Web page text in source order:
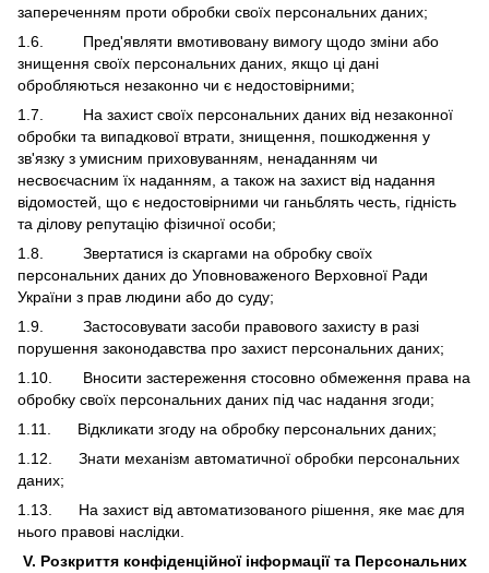
запереченням проти обробки своїх персональних даних;
1.6. Пред'являти вмотивовану вимогу щодо зміни або
знищення своїх персональних даних, якщо ці дані
обробляються незаконно чи є недостовірними;
1.7. На захист своїх персональних даних від незаконної
обробки та випадкової втрати, знищення, пошкодження у
зв'язку з умисним приховуванням, ненаданням чи
несвоєчасним їх наданням, а також на захист від надання
відомостей, що є недостовірними чи ганьблять честь, гідність
та ділову репутацію фізичної особи;
1.8. Звертатися із скаргами на обробку своїх
персональних даних до Уповноваженого Верховної Ради
України з прав людини або до суду;
1.9. Застосовувати засоби правового захисту в разі
порушення законодавства про захист персональних даних;
1.10. Вносити застереження стосовно обмеження права на
обробку своїх персональних даних під час надання згоди;
1.11. Відкликати згоду на обробку персональних даних;
1.12. Знати механізм автоматичної обробки персональних
даних;
1.13. На захист від автоматизованого рішення, яке має для
нього правові наслідки.
V. Розкриття конфіденційної інформації та Персональних